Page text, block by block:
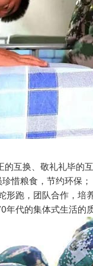
的互换、敬礼礼毕的
惜粮食，节约环保；
形跑，团队合作，培
代的集体式生活的